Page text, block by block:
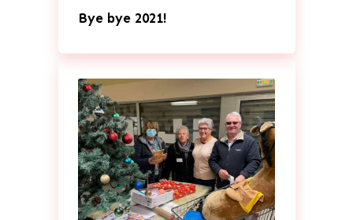
Bye bye 2021!